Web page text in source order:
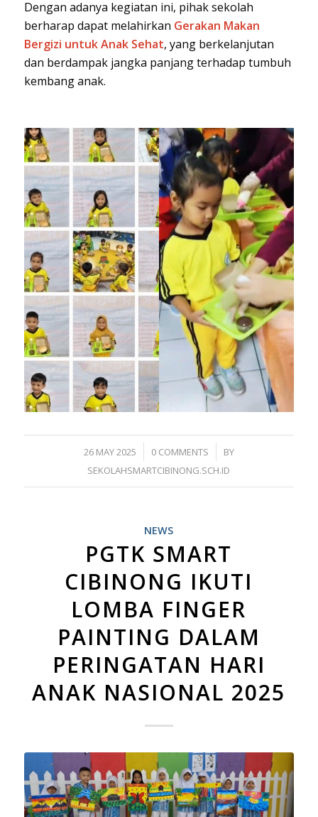
Dengan adanya kegiatan ini, pihak sekolah
berharap dapat melahirkan Gerakan Makan
Bergizi untuk Anak Sehat, yang berkelanjutan
dan berdampak jangka panjang terhadap tumbuh
kembang anak.
26 MAY 2025
/ 0 COMMENTS
/
BY
SEKOLAHSMARTCIBINONG.SCH.ID
NEWS
PGTK SMART
CIBINONG IKUTI
LOMBA FINGER
PAINTING DALAM
PERINGATAN HARI
ANAK NASIONAL 2025